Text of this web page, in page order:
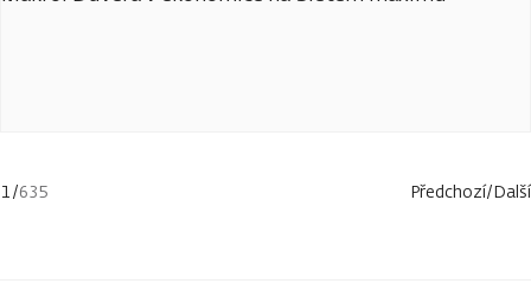
1/635 Předchozí/Další